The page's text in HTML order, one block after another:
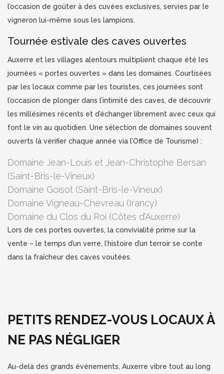
l’occasion de goûter à des cuvées exclusives, servies par le
vigneron lui-même sous les lampions.
Tournée estivale des caves ouvertes
Auxerre et les villages alentours multiplient chaque été les
journées « portes ouvertes » dans les domaines. Courtisées
par les locaux comme par les touristes, ces journées sont
l’occasion de plonger dans l’intimité des caves, de découvrir
les millésimes récents et d’échanger librement avec ceux qui
font le vin au quotidien. Une sélection de domaines souvent
ouverts (à vérifier chaque année via l’Office de Tourisme) :
Domaine Jean-Louis et Jean-Christophe Bersan
(Saint-Bris-le-Vineux)
Domaine Goisot (Saint-Bris-le-Vineux)
Domaine Vigneau-Chevreau (Irancy)
Domaine du Clos du Roi (Côtes d’Auxerre)
Lors de ces portes ouvertes, la convivialité prime sur la
vente – le temps d’un verre, l’histoire d’un terroir se conte
dans la fraîcheur des caves voutées.
PETITS RENDEZ-VOUS LOCAUX À
NE PAS NÉGLIGER
Au-delà des grands événements, Auxerre vibre tout au long